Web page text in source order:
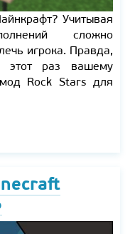
Учитывая
сложно
игрока. Правда,
этот раз вашему
Rock Stars для